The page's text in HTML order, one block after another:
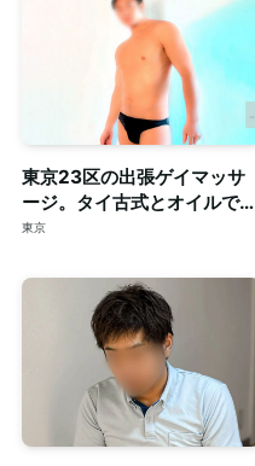
東京23区の出張ゲイマッサ
ージ。タイ古式とオイルで心
身を深く整える至福のリラク
東京